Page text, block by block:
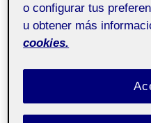
Campañas convertidas
colectivo o en una
marca deja únicamente de
(Osborne), «Hola, soy
o configurar tus
u obtener más
cookies.